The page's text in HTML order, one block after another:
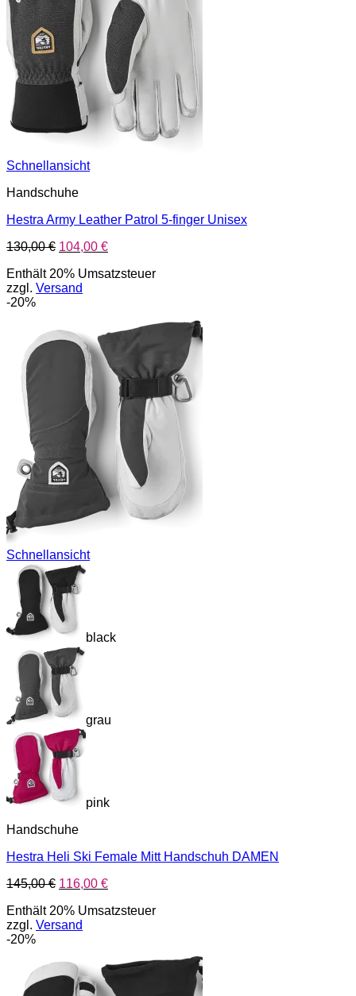
Schnellansicht
Handschuhe
Hestra Army Leather Patrol 5-finger Unisex
130,00€ Ursprünglicher
war:
130,00 €
104,00 €Aktueller
ist:
Enthält 20% Umsatzsteuer
zzgl. Versand
-20%
Schnellansicht
black
grau
pink
Handschuhe
Hestra Heli Ski Female Mitt Handschuh DAMEN
145,00€ Ursprünglicher
war:
145,00 €
116,00 €Aktueller
ist:
Enthält 20% Umsatzsteuer
zzgl. Versand
-20%